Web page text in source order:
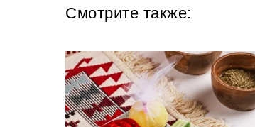
Смотрите также: